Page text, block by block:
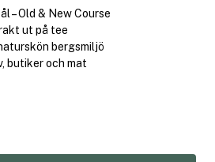
– Old & New Course
ut på tee
bergsmiljö
butiker och mat